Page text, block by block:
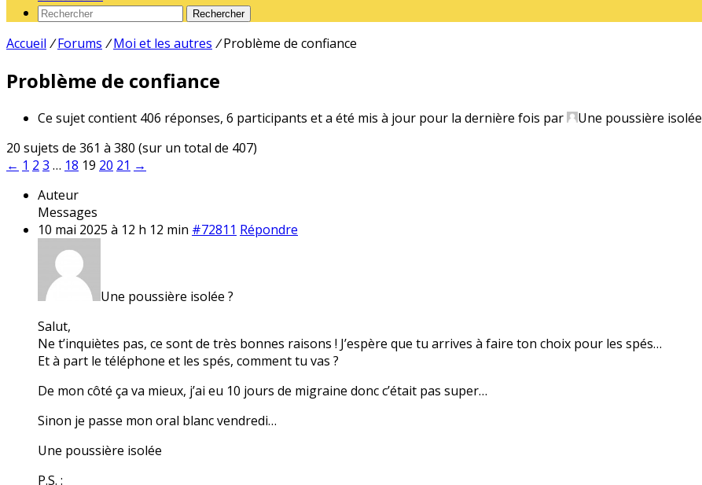
Rechercher
Accueil / Forums / Moi et les autres / Problème de confiance
Problème de confiance
Ce sujet contient 406 réponses, 6 participants et a été mis à jour pour la dernière fois par Une poussière isolée
20 sujets de 361 à 380 (sur un total de 407)
← 1 2 3 … 18 19 20 21 →
Auteur
Messages
10 mai 2025 à 12 h 12 min #72811 Répondre
Une poussière isolée ?
Salut,
Ne t’inquiètes pas, ce sont de très bonnes raisons ! J’espère que tu arrives à faire ton choix pour les spés…
Et à part le téléphone et les spés, comment tu vas ?
De mon côté ça va mieux, j’ai eu 10 jours de migraine donc c’était pas super…
Sinon je passe mon oral blanc vendredi…
Une poussière isolée
P.S. :